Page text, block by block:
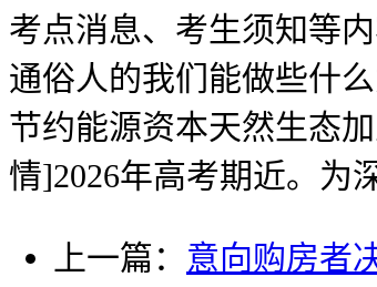
考点消息、考生须知等
通俗人的我们能做些什
节约能源资本天然生态
情]2026年高考期近。为
上一篇： 意向购房者